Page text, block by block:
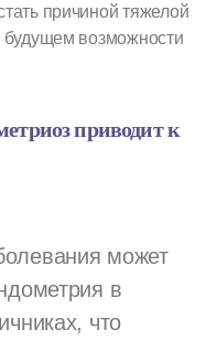
причиной тяжелой
возможности
приводит к
может
в
что